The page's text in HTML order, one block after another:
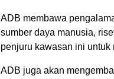
ADB membawa
sumber daya manusia,
penjuru kawasan ini
ADB juga akan